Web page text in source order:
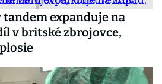
tandem expanduje na
v britské zbrojovce,